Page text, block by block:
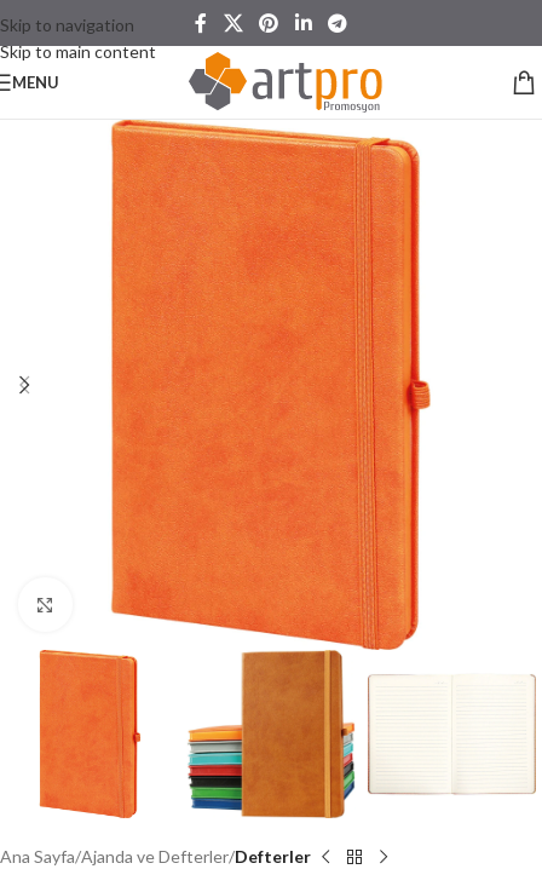
Skip to navigation
Skip to main content
MENU
Click to enlarge
Ana Sayfa Ajanda ve Defterler Defterler